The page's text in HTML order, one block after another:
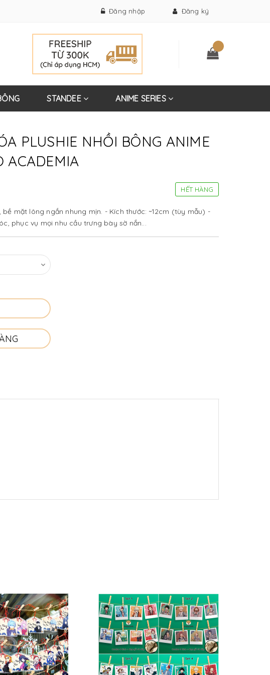
Đăng nhập Đăng ký
STANDEE ANIME SERIES
PLUSHIE NHỒI BÔNG ANIME
ACADEMIA
HẾT HÀNG
bề mặt lông ngắn nhung mịn. - Kích thước: ~12cm (tùy mẫu) -
phục vụ mọi nhu cầu trưng bày sờ nắn...